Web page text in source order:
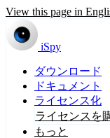
View this page in
iSpy
ダウンロード
ドキュメント
ライセンス化
ライセンスを
もっと